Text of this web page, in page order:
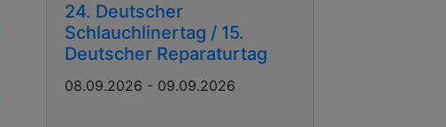
24. Deutscher
Schlauchlinertag / 15.
Deutscher Reparaturtag
08.09.2026 - 09.09.2026